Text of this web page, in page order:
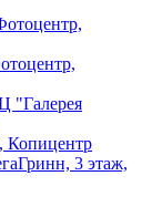
"Галерея
Копицентр
3 этаж,